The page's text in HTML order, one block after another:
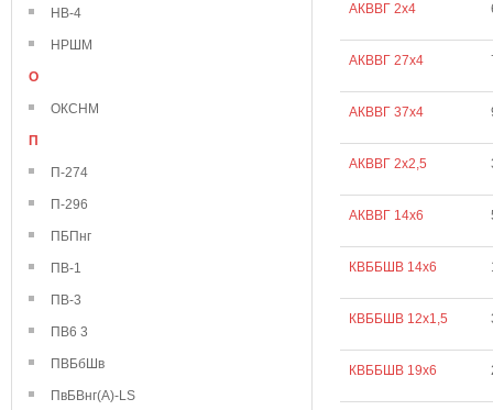
НВ-4
НРШМ
О
ОКСНМ
П
П-274
П-296
ПБПнг
ПВ-1
ПВ-3
ПВ6 3
ПВБбШв
ПвБВнг(А)-LS
АКВВГ 2х4
АКВВГ 27х4
АКВВГ 37х4
АКВВГ 2х2,5
АКВВГ 14х6
КВББШВ 14х6
КВББШВ 12х1,5
КВББШВ 19х6